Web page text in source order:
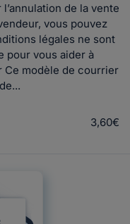
de la vente
vous pouvez
légales ne sont
pour vous aider à
modèle de courrier
3,60€